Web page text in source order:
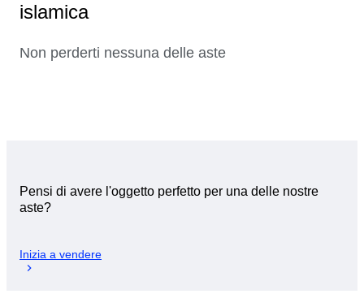
islamica
Non perderti nessuna delle aste
Pensi di avere l'oggetto perfetto per una delle nostre
aste?
Inizia a vendere